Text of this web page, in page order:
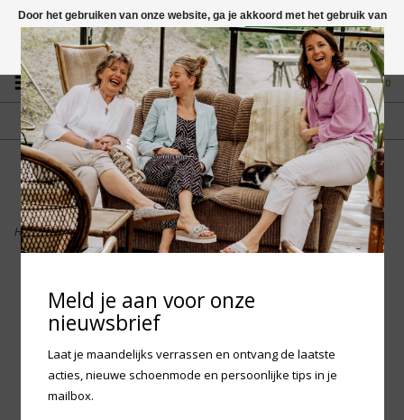
Vragen? App naar +31 58 250 1503
0
GRATIS VERZENDING NL
Vanaf € 75,-
FYSIEKE WINKEL
in Mantgum (frl)
fdad
Home>Birkenstock Milano CT Waxy Leather - Faded Khaki Regular
Door het gebruiken van onze website, ga je akkoord met het gebruik van
cookies om onze website te verbeteren.
Dit bericht verbergen
Meer over cookies »
Meld je aan voor onze
nieuwsbrief
Laat je maandelijks verrassen en ontvang de laatste
acties, nieuwe schoenmode en persoonlijke tips in je
mailbox.